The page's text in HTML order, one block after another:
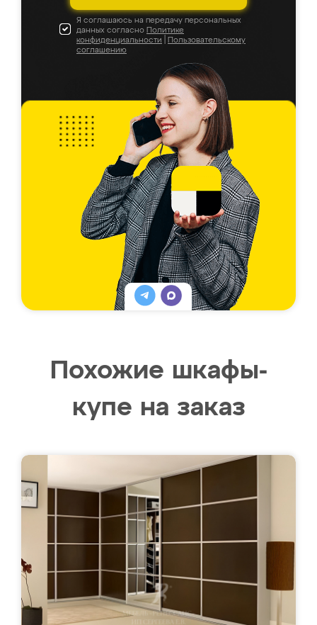
Я соглашаюсь на передачу персональных
данных согласно Политике
конфиденциальности
Пользовательскому
соглашению
Похожие шкафы-
купе на заказ